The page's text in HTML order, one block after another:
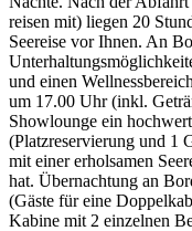
reisen mit) liegen 20
Seereise vor Ihnen. An
und einen
um 17.00 Uhr (inkl.
Showlounge ein
(Platzreservierung und 1
mit einer erholsamen
hat. Übernachtung an
(Gäste für eine
Kabine mit 2 einzelnen